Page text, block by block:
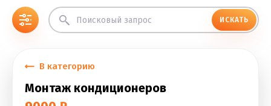
ИСКАТЬ
В категорию
Монтаж кондиционеров